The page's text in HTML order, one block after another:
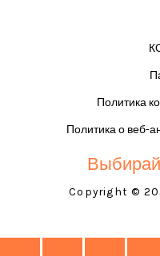
Политика
Политика о веб-
Copyright ©